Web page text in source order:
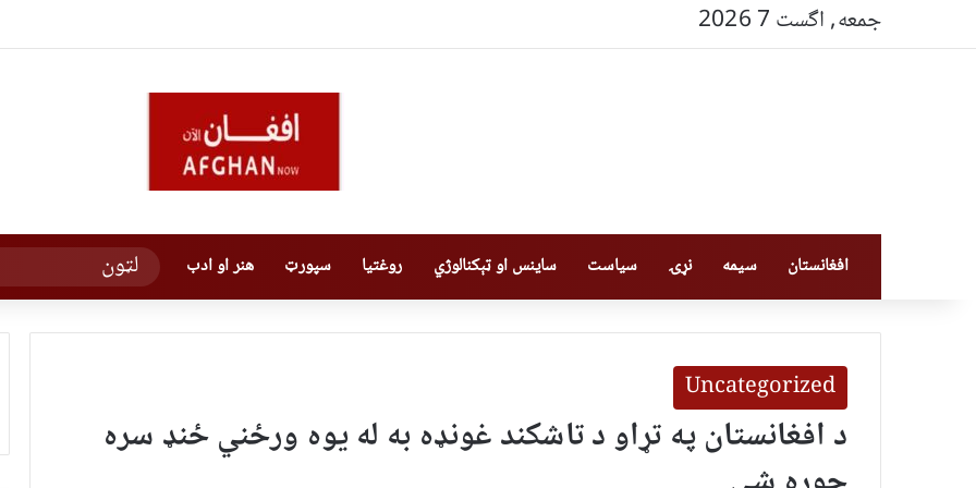
جمعه, اگست 7 2026
افغانستان سیمه نړۍ سیاست ساینس او ټېکنالوژي روغتیا سپورټ هنر او ادب
Uncategorized
د افغانستان په تړاو د تاشکند غونډه به له یوه ورځني ځنډ سره